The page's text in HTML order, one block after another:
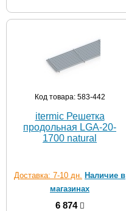
Код товара: 583-442
itermic Решетка
продольная LGA-20-
1700 natural
Доставка: 7-10 дн. Наличие в
магазинах
6 874